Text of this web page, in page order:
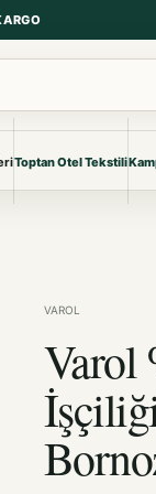
Toptan Otel Tekstili
VAROL
Varol